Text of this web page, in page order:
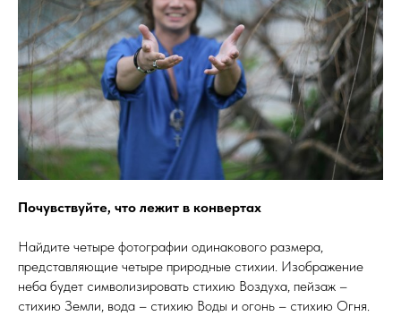
Почувствуйте, что лежит в конвертах
Найдите четыре фотографии одинакового размера,
представляющие четыре природные стихии. Изображение
неба будет символизировать стихию Воздуха, пейзаж –
стихию Земли, вода – стихию Воды и огонь – стихию Огня.